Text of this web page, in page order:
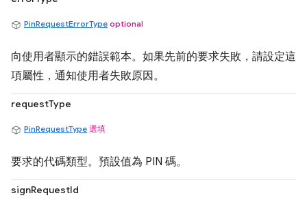
PinRequestErrorType optional
向使用者顯示的錯誤範本。如果先前的要求失敗，請設定這
項屬性，通知使用者失敗原因。
requestType
PinRequestType 選填
要求的代碼類型。預設值為 PIN 碼。
signRequestId